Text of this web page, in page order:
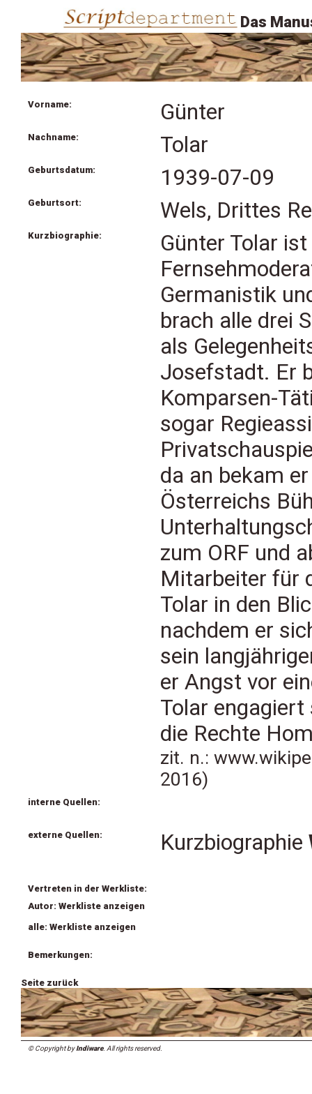
Das
Vorname: Günter
Nachname: Tolar
Geburtsdatum: 1939-07-09
Geburtsort: Wels, Drittes
Kurzbiographie:
Günter Tolar
Germanistik
brach alle drei
als
Josefstadt. Er
Komparsen-
sogar
da an bekam
Österreichs
zum ORF und
Mitarbeiter für
Tolar in den
nachdem er
sein
er Angst vor
Tolar
die Rechte
zit. n.:
2016)
interne Quellen:
externe Quellen: Kurzbiographie
Vertreten in der Werkliste:
Autor: Werkliste anzeigen
alle: Werkliste anzeigen
Bemerkungen:
Seite zurück
© Copyright byIndiware. All rights reserved.